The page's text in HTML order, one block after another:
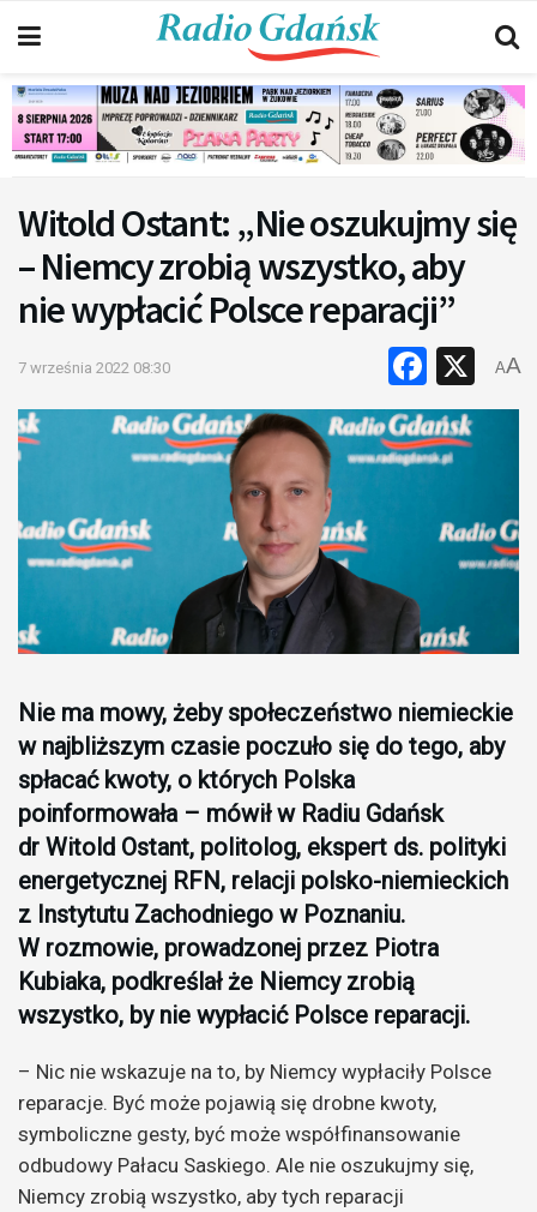
Witold Ostant: „Nie oszukujmy się
– Niemcy zrobią wszystko, aby
nie wypłacić Polsce reparacji”
7 września 2022 08:30 X
AA
Nie ma mowy, żeby społeczeństwo niemieckie
w najbliższym czasie poczuło się do tego, aby
spłacać kwoty, o których Polska
poinformowała – mówił w Radiu Gdańsk
dr Witold Ostant, politolog, ekspert ds. polityki
energetycznej RFN, relacji polsko-niemieckich
z Instytutu Zachodniego w Poznaniu.
W rozmowie, prowadzonej przez Piotra
Kubiaka, podkreślał że Niemcy zrobią
wszystko, by nie wypłacić Polsce reparacji.
– Nic nie wskazuje na to, by Niemcy wypłaciły Polsce
reparacje. Być może pojawią się drobne kwoty,
symboliczne gesty, być może współfinansowanie
odbudowy Pałacu Saskiego. Ale nie oszukujmy się,
Niemcy zrobią wszystko, aby tych reparacji